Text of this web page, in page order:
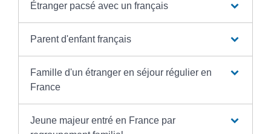
Étranger pacsé avec un français
Parent d'enfant français
Famille d'un étranger en séjour régulier en
France
Jeune majeur entré en France par